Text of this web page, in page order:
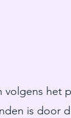
volgens het
is door